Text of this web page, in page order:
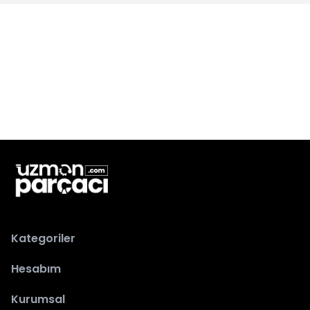
Kategoriler
Hesabım
Kurumsal